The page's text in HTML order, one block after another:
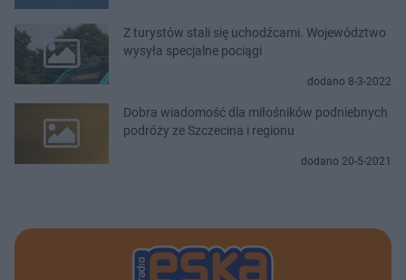
Z turystów stali się uchodźcami. Województwo
wysyła specjalne pociągi
dodano 8-3-2022
Dobra wiadomość dla miłośników podniebnych
podróży ze Szczecina i regionu
dodano 20-5-2021